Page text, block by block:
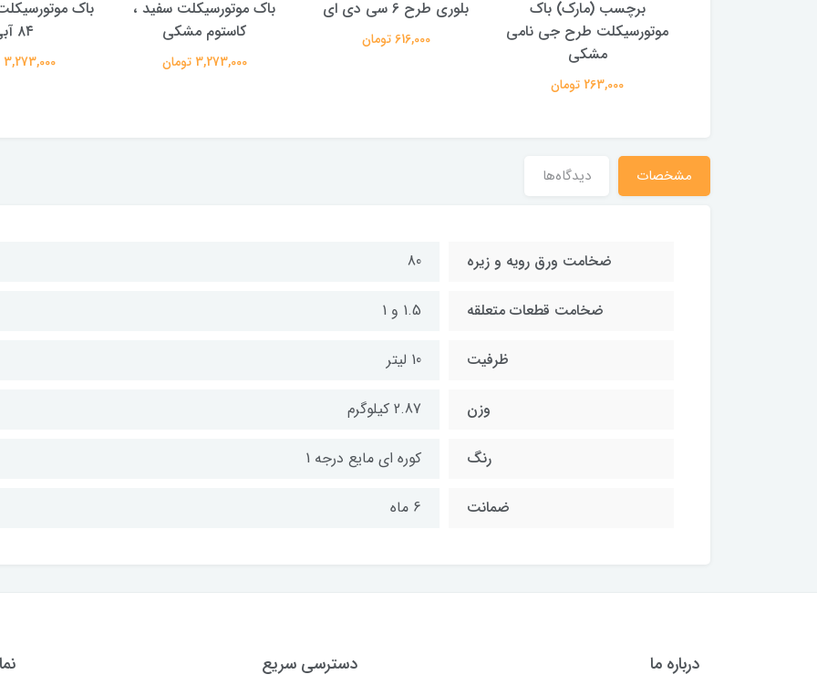
برچسب (مارک) باک
موتورسیکلت طرح جی نامی
مشکی
263,000 تومان
بلوری طرح 6 سی دی ای
616,000 تومان
باک موتورسیکلت سفید ،
کاستوم مشکی
3,273,000 تومان
باک
۸۴ آبی
3,273,000 تومان
مشخصات دیدگاه‌ها
ضخامت ورق رویه و زیره 80
ضخامت قطعات متعلقه 1.5 و 1
ظرفیت 10 لیتر
وزن 2.87 کیلوگرم
رنگ کوره ای مایع درجه 1
ضمانت 6 ماه
درباره ما دسترسی سریع